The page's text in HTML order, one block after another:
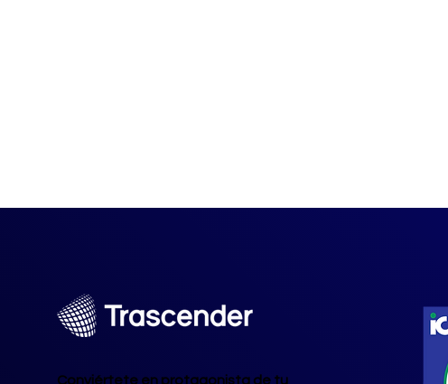
Conviértete en protagonista de tu